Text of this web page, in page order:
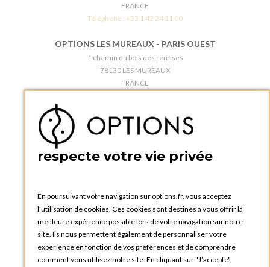
FRANCE
Téléphone : +33 1 42 24 11 00
OPTIONS LES MUREAUX - PARIS OUEST
1 chemin du bois des remises
78130 LES MUREAUX
FRANCE
BOUTIQUE OPTIONS - PARIS 5E
5 quai de la tournelle
FRANCE
OPTIONS ROUEN
Rue du Clos Tellier
76800 Saint-Etienne-du-Rouvray
FRANCE
Téléphone :+33 2 35 08 38 53
respecte votre vie privée
En poursuivant votre navigation sur options.fr, vous acceptez
l’utilisation de cookies. Ces cookies sont destinés à vous offrir la
meilleure expérience possible lors de votre navigation sur notre
site. Ils nous permettent également de personnaliser votre
expérience en fonction de vos préférences et de comprendre
comment vous utilisez notre site. En cliquant sur "J’accepte",